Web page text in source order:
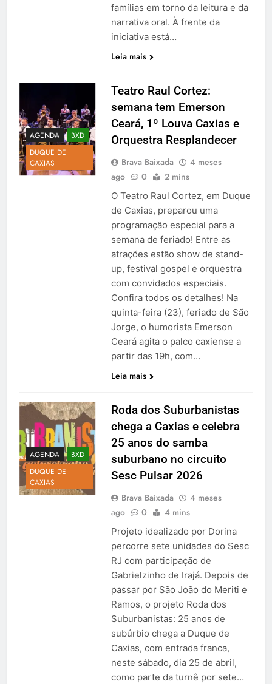
famílias em torno da leitura e da
narrativa oral. À frente da
iniciativa está…
Leia mais
AGENDA
BXD
DUQUE DE
CAXIAS
Teatro Raul Cortez:
semana tem Emerson
Ceará, 1º Louva Caxias e
Orquestra Resplandecer
Brava Baixada
4 meses
ago
0 2 mins
O Teatro Raul Cortez, em Duque
de Caxias, preparou uma
programação especial para a
semana de feriado! Entre as
atrações estão show de stand-
up, festival gospel e orquestra
com convidados especiais.
Confira todos os detalhes! Na
quinta-feira (23), feriado de São
Jorge, o humorista Emerson
Ceará agita o palco caxiense a
partir das 19h, com…
Leia mais
AGENDA
BXD
DUQUE DE
CAXIAS
Roda dos Suburbanistas
chega a Caxias e celebra
25 anos do samba
suburbano no circuito
Sesc Pulsar 2026
Brava Baixada
4 meses
ago
0 4 mins
Projeto idealizado por Dorina
percorre sete unidades do Sesc
RJ com participação de
Gabrielzinho de Irajá. Depois de
passar por São João do Meriti e
Ramos, o projeto Roda dos
Suburbanistas: 25 anos de
subúrbio chega a Duque de
Caxias, com entrada franca,
neste sábado, dia 25 de abril,
como parte da turnê por sete…